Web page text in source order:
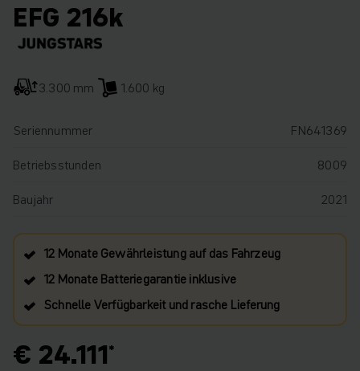
EFG 216k
3.300 mm 1.600 kg
Seriennummer
FN641369
Betriebsstunden
8009
Baujahr
2021
12 Monate Gewährleistung auf das Fahrzeug
12 Monate Batteriegarantie inklusive
Schnelle Verfügbarkeit und rasche Lieferung
€ 24.111